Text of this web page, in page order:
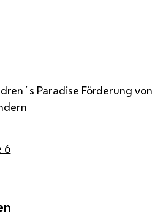
Paradise Förderung von
6